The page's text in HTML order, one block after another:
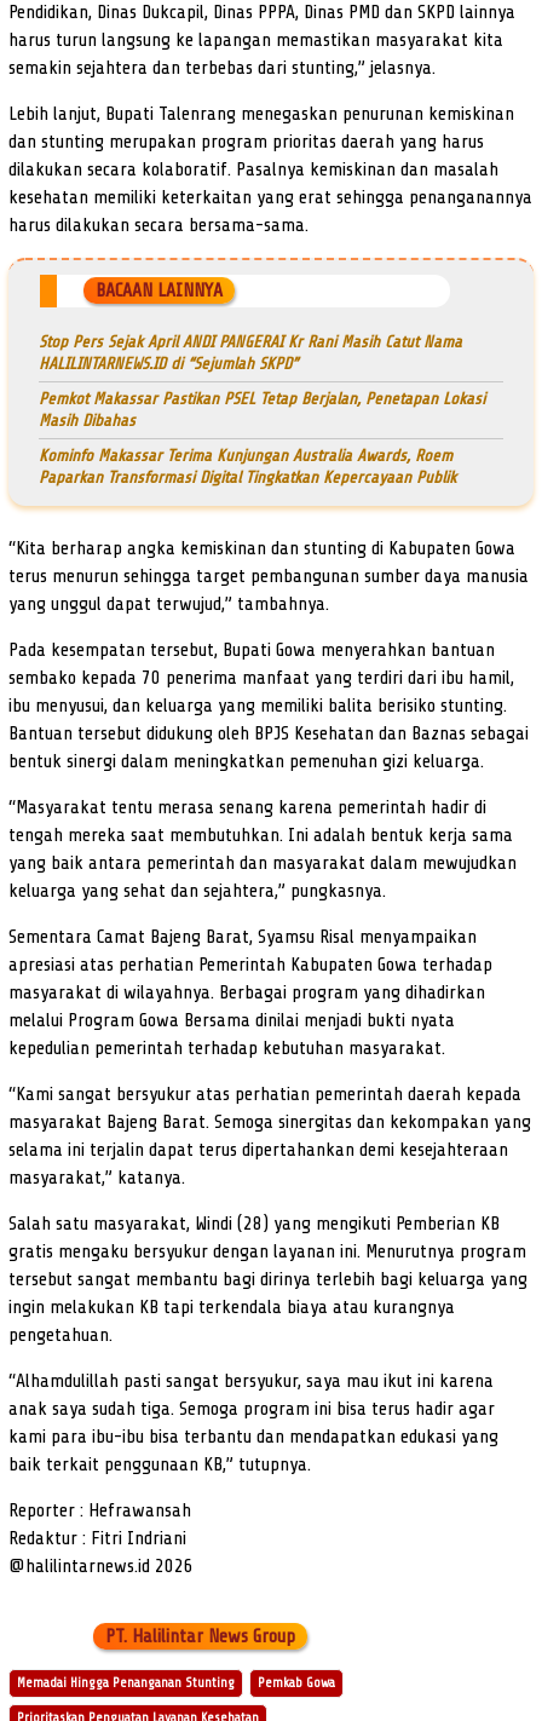
Pendidikan, Dinas Dukcapil, Dinas PPPA, Dinas PMD dan SKPD lainnya
harus turun langsung ke lapangan memastikan masyarakat kita
semakin sejahtera dan terbebas dari stunting,” jelasnya.
Lebih lanjut, Bupati Talenrang menegaskan penurunan kemiskinan
dan stunting merupakan program prioritas daerah yang harus
dilakukan secara kolaboratif. Pasalnya kemiskinan dan masalah
kesehatan memiliki keterkaitan yang erat sehingga penanganannya
harus dilakukan secara bersama-sama.
BACAAN LAINNYA
Stop Pers Sejak April ANDI PANGERAI Kr Rani Masih Catut Nama
HALILINTARNEWS.ID di “Sejumlah SKPD”
Pemkot Makassar Pastikan PSEL Tetap Berjalan, Penetapan Lokasi
Masih Dibahas
Kominfo Makassar Terima Kunjungan Australia Awards, Roem
Paparkan Transformasi Digital Tingkatkan Kepercayaan Publik
“Kita berharap angka kemiskinan dan stunting di Kabupaten Gowa
terus menurun sehingga target pembangunan sumber daya manusia
yang unggul dapat terwujud,” tambahnya.
Pada kesempatan tersebut, Bupati Gowa menyerahkan bantuan
sembako kepada 70 penerima manfaat yang terdiri dari ibu hamil,
ibu menyusui, dan keluarga yang memiliki balita berisiko stunting.
Bantuan tersebut didukung oleh BPJS Kesehatan dan Baznas sebagai
bentuk sinergi dalam meningkatkan pemenuhan gizi keluarga.
“Masyarakat tentu merasa senang karena pemerintah hadir di
tengah mereka saat membutuhkan. Ini adalah bentuk kerja sama
yang baik antara pemerintah dan masyarakat dalam mewujudkan
keluarga yang sehat dan sejahtera,” pungkasnya.
Sementara Camat Bajeng Barat, Syamsu Risal menyampaikan
apresiasi atas perhatian Pemerintah Kabupaten Gowa terhadap
masyarakat di wilayahnya. Berbagai program yang dihadirkan
melalui Program Gowa Bersama dinilai menjadi bukti nyata
kepedulian pemerintah terhadap kebutuhan masyarakat.
“Kami sangat bersyukur atas perhatian pemerintah daerah kepada
masyarakat Bajeng Barat. Semoga sinergitas dan kekompakan yang
selama ini terjalin dapat terus dipertahankan demi kesejahteraan
masyarakat,” katanya.
Salah satu masyarakat, Windi (28) yang mengikuti Pemberian KB
gratis mengaku bersyukur dengan layanan ini. Menurutnya program
tersebut sangat membantu bagi dirinya terlebih bagi keluarga yang
ingin melakukan KB tapi terkendala biaya atau kurangnya
pengetahuan.
“Alhamdulillah pasti sangat bersyukur, saya mau ikut ini karena
anak saya sudah tiga. Semoga program ini bisa terus hadir agar
kami para ibu-ibu bisa terbantu dan mendapatkan edukasi yang
baik terkait penggunaan KB,” tutupnya.
Reporter : Hefrawansah
Redaktur : Fitri Indriani
@halilintarnews.id 2026
PT. Halilintar News Group
Memadai Hingga Penanganan Stunting Pemkab Gowa